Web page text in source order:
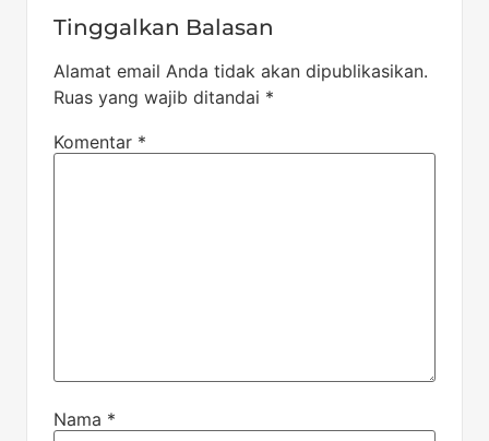
Tinggalkan Balasan
Alamat email Anda tidak akan dipublikasikan.
Ruas yang wajib ditandai *
Komentar *
Nama *